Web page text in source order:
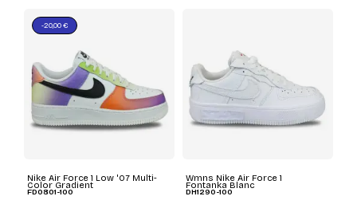
Nike Air Force 1 Low '07 Multi-
Color Gradient
FD0801-100
-20,00 €
Wmns Nike Air Force 1
Fontanka Blanc
DH1290-100